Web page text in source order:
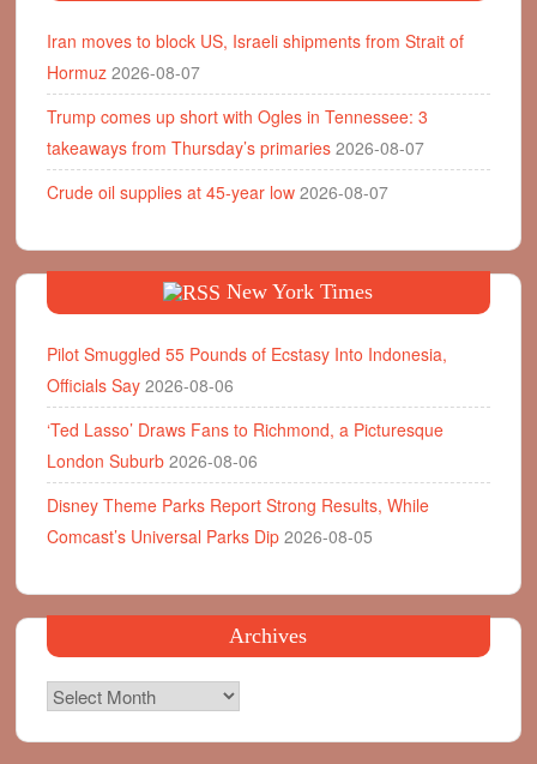
Iran moves to block US, Israeli shipments from Strait of
Hormuz 2026-08-07
Trump comes up short with Ogles in Tennessee: 3
takeaways from Thursday’s primaries 2026-08-07
Crude oil supplies at 45-year low 2026-08-07
New York Times
Pilot Smuggled 55 Pounds of Ecstasy Into Indonesia,
Officials Say 2026-08-06
‘Ted Lasso’ Draws Fans to Richmond, a Picturesque
London Suburb 2026-08-06
Disney Theme Parks Report Strong Results, While
Comcast’s Universal Parks Dip 2026-08-05
Archives
Archives